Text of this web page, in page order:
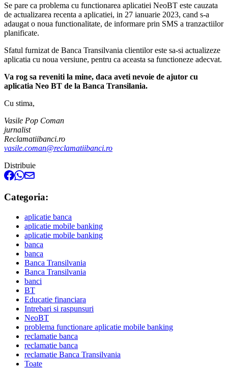
Se pare ca problema cu functionarea aplicatiei NeoBT este cauzata
de actualizarea recenta a aplicatiei, in 27 ianuarie 2023, cand s-a
adaugat o noua functionalitate, de informare prin SMS a tranzactiilor
planificate.
Sfatul furnizat de Banca Transilvania clientilor este sa-si actualizeze
aplicatia cu noua versiune, pentru ca aceasta sa functioneze adecvat.
Va rog sa reveniti la mine, daca aveti nevoie de ajutor cu
aplicatia Neo BT de la Banca Transilania.
Cu stima,
Vasile Pop Coman
jurnalist
Reclamatiibanci.ro
vasile.coman@reclamatiibanci.ro
Distribuie
Categoria:
aplicatie banca
aplicatie mobile banking
aplicatie mobile banking
banca
banca
Banca Transilvania
Banca Transilvania
banci
BT
Educatie financiara
Intrebari si raspunsuri
NeoBT
problema functionare aplicatie mobile banking
reclamatie banca
reclamatie banca
reclamatie Banca Transilvania
Toate